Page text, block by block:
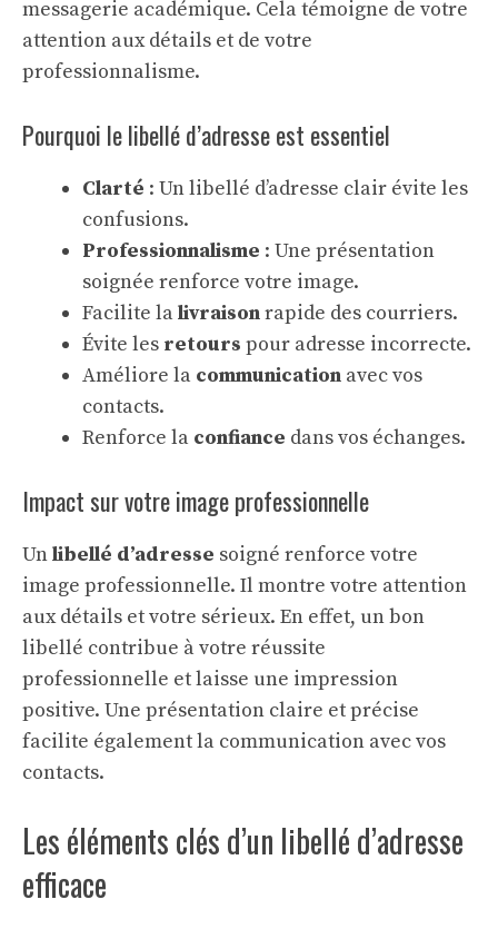
messagerie académique. Cela témoigne de votre
attention aux détails et de votre
professionnalisme.
Pourquoi le libellé d’adresse est essentiel
Clarté : Un libellé d’adresse clair évite les
confusions.
Professionnalisme : Une présentation
soignée renforce votre image.
Facilite lalivraisonrapide des courriers.
Évite les retours pour adresse incorrecte.
Améliore la communication avec vos
contacts.
Renforce la confiance dans vos échanges.
Impact sur votre image professionnelle
Unlibellé d’adresse soigné renforce votre
image professionnelle. Il montre votre attention
aux détails et votre sérieux. En effet, un bon
libellé contribue à votre réussite
professionnelle et laisse une impression
positive. Une présentation claire et précise
facilite également la communication avec vos
contacts.
Les éléments clés d’un libellé d’adresse
efficace